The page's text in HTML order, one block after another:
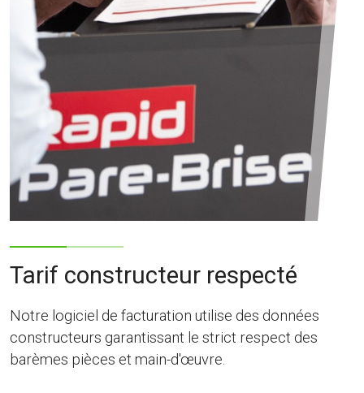
Tarif constructeur respecté
Notre logiciel de facturation utilise des données
constructeurs garantissant le strict respect des
barèmes pièces et main-d'œuvre.